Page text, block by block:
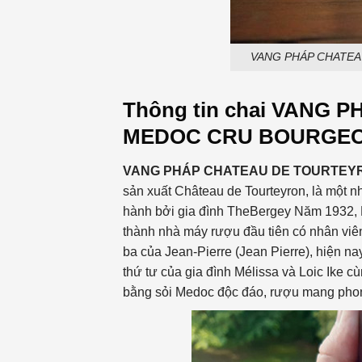
VANG PHÁP
Thông tin chai VANG
MEDOC CRU
VANG PHÁP CHATEAU DE
sản xuất Château de Tourteyron, là một
hành bởi gia đình TheBergey Năm
thành nhà máy rượu đầu tiên có nhân
ba của Jean-Pierre (Jean Pierre), hiện
thứ tư của gia đình Mélissa và Loic Ike
bằng sỏi Medoc độc đáo, rượu mang